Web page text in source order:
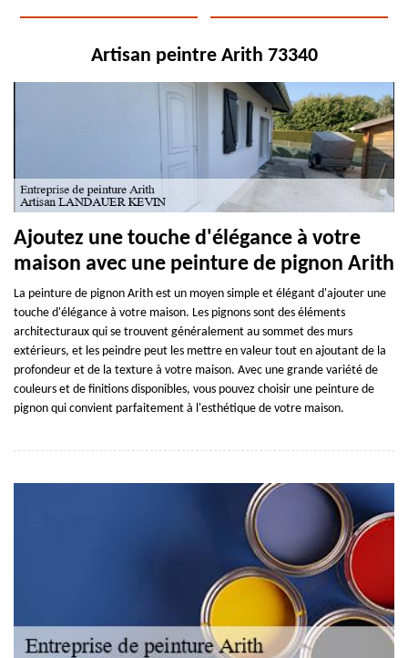
Artisan peintre Arith 73340
Ajoutez une touche d'élégance à votre
maison avec une peinture de pignon Arith
La peinture de pignon Arith est un moyen simple et élégant d'ajouter une
touche d'élégance à votre maison. Les pignons sont des éléments
architecturaux qui se trouvent généralement au sommet des murs
extérieurs, et les peindre peut les mettre en valeur tout en ajoutant de la
profondeur et de la texture à votre maison. Avec une grande variété de
couleurs et de finitions disponibles, vous pouvez choisir une peinture de
pignon qui convient parfaitement à l'esthétique de votre maison.